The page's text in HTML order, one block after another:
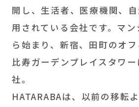
開し、生活者、医療機関、
用されている会社です。マ
ら始まり、新宿、田町のオ
比寿ガーデンプレイスタワ
社。
HATARABAは、以前の移転